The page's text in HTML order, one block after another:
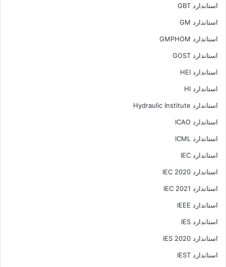
استاندارد GBT
استاندارد GM
استاندارد GMPHOM
استاندارد GOST
استاندارد HEI
استاندارد HI
استاندارد Hydraulic Institute
استاندارد ICAO
استاندارد ICML
استاندارد IEC
استاندارد IEC 2020
استاندارد IEC 2021
استاندارد IEEE
استاندارد IES
استاندارد IES 2020
استاندارد IEST